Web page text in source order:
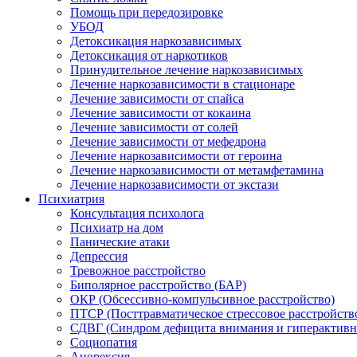
Помощь при передозировке
УБОД
Детоксикация наркозависимых
Детоксикация от наркотиков
Принудительное лечение наркозависимых
Лечение наркозависимости в стационаре
Лечение зависимости от спайса
Лечение зависимости от кокаина
Лечение зависимости от солей
Лечение зависимости от мефедрона
Лечение наркозависимости от героина
Лечение наркозависимости от метамфетамина
Лечение наркозависимости от экстази
Психиатрия
Консультация психолога
Психиатр на дом
Панические атаки
Депрессия
Тревожное расстройство
Биполярное расстройство (БАР)
ОКР (Обсессивно-компульсивное расстройство)
ПТСР (Посттравматическое стрессовое
СДВГ (Синдром дефицита внимания и
Социопатия